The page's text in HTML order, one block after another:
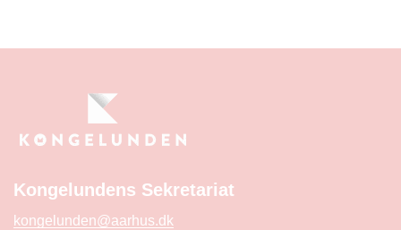
Kongelundens Sekretariat
kongelunden@aarhus.dk